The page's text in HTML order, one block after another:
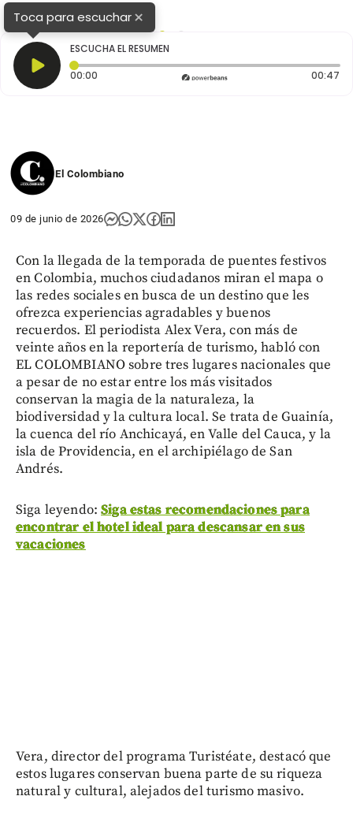
Toca para escuchar×
ESCUCHA EL RESUMEN
00:00 Tiempo transcurrido: 0 segundos 00:47
El Colombiano
09 de junio de 2026
Con la llegada de la temporada de puentes festivos
en Colombia, muchos ciudadanos miran el mapa o
las redes sociales en busca de un destino que les
ofrezca experiencias agradables y buenos
recuerdos. El periodista Alex Vera, con más de
veinte años en la reportería de turismo, habló con
EL COLOMBIANO sobre tres lugares nacionales que
a pesar de no estar entre los más visitados
conservan la magia de la naturaleza, la
biodiversidad y la cultura local. Se trata de Guainía,
la cuenca del río Anchicayá, en Valle del Cauca, y la
isla de Providencia, en el archipiélago de San
Andrés.
Siga leyendo:Siga estas recomendaciones para
encontrar el hotel ideal para descansar en sus
vacaciones
Vera, director del programa Turistéate, destacó que
estos lugares conservan buena parte de su riqueza
natural y cultural, alejados del turismo masivo.